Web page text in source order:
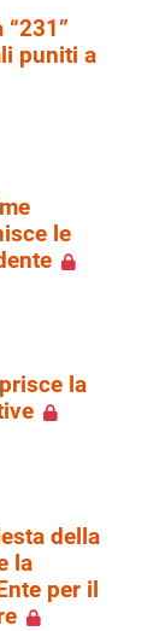
puniti a
le
la
della
la
per il